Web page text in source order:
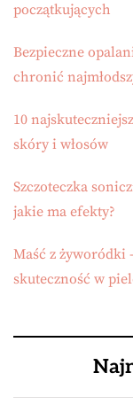
początkujących
Bezpieczne
chronić
10
skóry i włosów
Szczoteczka
jakie ma efekty?
Maść z żyworódki
skuteczność w